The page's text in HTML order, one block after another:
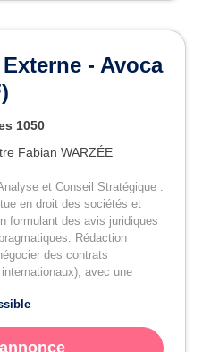
- Avoca
1050
Fabian WARZÉE
et Conseil Stratégique :
en droit des sociétés et
formulant des avis juridiques
Rédaction
des contrats
avec une
activement aux
aux négociations et